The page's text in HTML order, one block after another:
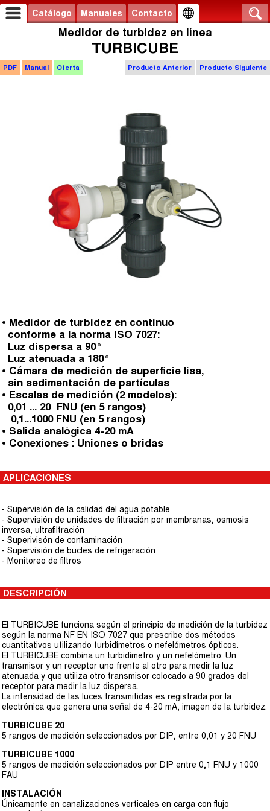
Catálogo Manuales Contacto
Medidor de turbidez en línea
TURBICUBE
Producto Anterior Producto Siguiente
PDF Manual Oferta
• Medidor de turbidez en continuo
conforme a la norma ISO 7027:
Luz dispersa a 90°
Luz atenuada a 180°
• Cámara de medición de superficie lisa,
sin sedimentación de partículas
• Escalas de medición (2 modelos):
0,01 ... 20 FNU (en 5 rangos)
0,1...1000 FNU (en 5 rangos)
• Salida analógica 4-20 mA
• Conexiones : Uniones o bridas
APLICACIONES
- Supervisión de la calidad del agua potable
- Supervisión de unidades de filtración por membranas, osmosis
inversa, ultrafiltración
- Superivisón de contaminación
- Supervisión de bucles de refrigeración
- Monitoreo de filtros
DESCRIPCIÓN
El TURBICUBE funciona según el principio de medición de la turbidez
según la norma NF EN ISO 7027 que prescribe dos métodos
cuantitativos utilizando turbidímetros o nefelómetros ópticos.
El TURBICUBE combina un turbidímetro y un nefelómetro: Un
transmisor y un receptor uno frente al otro para medir la luz
atenuada y que utiliza otro transmisor colocado a 90 grados del
receptor para medir la luz dispersa.
La intensidad de las luces transmitidas es registrada por la
electrónica que genera una señal de 4-20 mA, imagen de la turbidez.
TURBICUBE 20
5 rangos de medición seleccionados por DIP, entre 0,01 y 20 FNU
TURBICUBE 1000
5 rangos de medición seleccionados por DIP entre 0,1 FNU y 1000
FAU
INSTALACIÓN
Únicamente en canalizaciones verticales en carga con flujo